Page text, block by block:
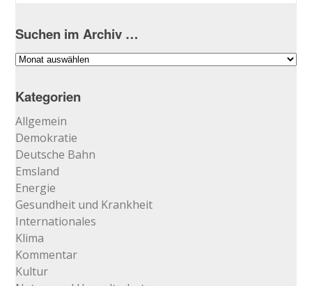
Suchen im Archiv …
Suchen
Archiv
Kategorien
Allgemein
Demokratie
Deutsche Bahn
Emsland
Energie
Gesundheit und Krankheit
Internationales
Klima
Kommentar
Kultur